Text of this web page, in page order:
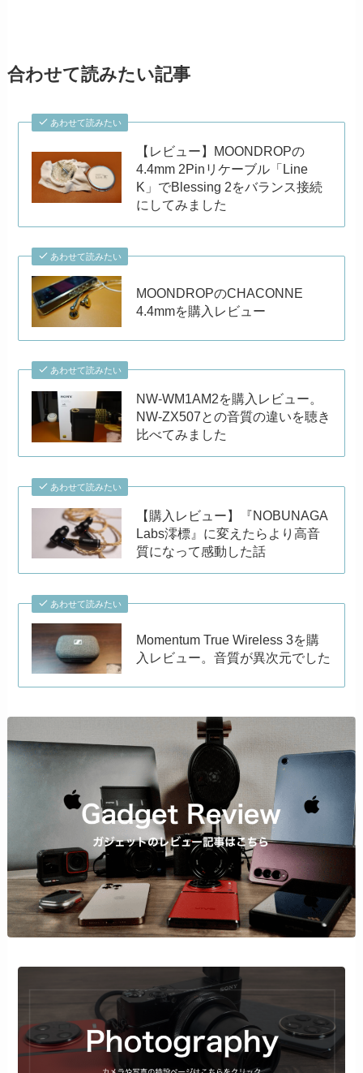
合わせて読みたい記事
あわせて読みたい
【レビュー】MOONDROPの
4.4mm 2Pinリケーブル「Line
K」でBlessing 2をバランス接続
にしてみました
あわせて読みたい
MOONDROPのCHACONNE
4.4mmを購入レビュー
あわせて読みたい
NW-WM1AM2を購入レビュー。
NW-ZX507との音質の違いを聴き
比べてみました
あわせて読みたい
【購入レビュー】『NOBUNAGA
Labs澪標』に変えたらより高音
質になって感動した話
あわせて読みたい
Momentum True Wireless 3を購
入レビュー。音質が異次元でした